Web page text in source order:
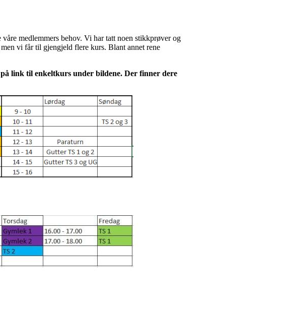
medlemmers behov. Vi har tatt noen stikkprøver og
vi får til gjengjeld flere kurs. Blant annet rene
link til enkeltkurs under bildene. Der finner dere